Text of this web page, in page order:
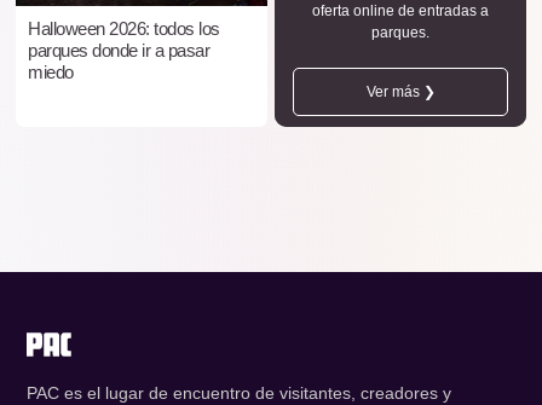
Halloween 2026: todos los
parques donde ir a pasar
miedo
oferta online de entradas a
parques.
Ver más ❯
PAC es el lugar de encuentro de visitantes, creadores y